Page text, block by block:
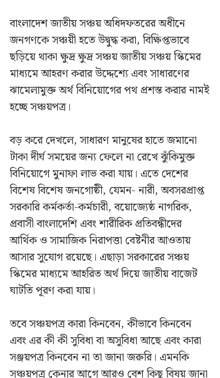
বাংলাদেশ জাতীয় সঞ্চয় অধিদফতরের অধীনে
জনগণকে সঞ্চয়ী হতে উদ্বুদ্ধ করা, বিক্ষিপ্তভাবে
ছড়িয়ে থাকা ক্ষুদ্র ক্ষুদ্র সঞ্চয় জাতীয় সঞ্চয় স্কিমের
মাধ্যমে আহরণ করার উদ্দেশ্যে এবং সাধারণের
ঝামেলামুক্ত অর্থ বিনিয়োগের পথ প্রশস্ত করার নামই
হচ্ছে সঞ্চয়পত্র।
বড় করে দেখলে, সাধারণ মানুষের হাতে জমানো
টাকা দীর্ঘ সময়ের জন্য ফেলে না রেখে ঝুঁকিমুক্ত
বিনিয়োগে মুনাফা লাভ করা যায়। এতে দেশের
বিশেষ বিশেষ জনগোষ্ঠী, যেমন- নারী, অবসরপ্রাপ্ত
সরকারি কর্মকর্তা-কর্মচারী, বয়োজ্যেষ্ঠ নাগরিক,
প্রবাসী বাংলাদেশি এবং শারীরিক প্রতিবন্ধীদের
আর্থিক ও সামাজিক নিরাপত্তা বেষ্টনীর আওতায়
আসার সুযোগ রয়েছে। এছাড়া সরকারের সঞ্চয়
স্কিমের মাধ্যমে আহরিত অর্থ দিয়ে জাতীয় বাজেট
ঘাটতি পূরণ করা যায়।
তবে সঞ্চয়পত্র কারা কিনবেন, কীভাবে কিনবেন
এবং এর কী কী সুবিধা বা অসুবিধা আছে এবং কারা
সঞ্জয়পত্র কিনবেন না তা জানা জরুরি। এমনকি
সঞ্চয়পত্র কেনার আগে আরও বেশ কিছু বিষয় জানা